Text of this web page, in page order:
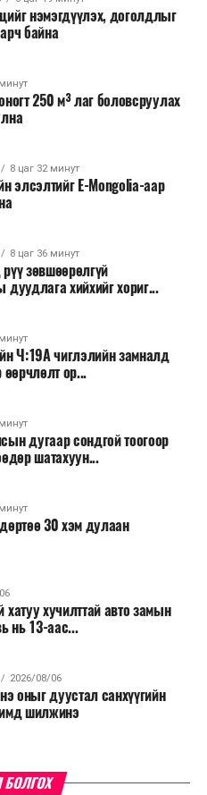
хамтран стратегийн
хадгалах, түгээх,
төлбөрийн баримт
юм.
оны хавар худалдаанд
онцгойлон анхаарч
болгожээ.
бүртгэснээр мах
ил тод болно. Мөн
бусаар ашиглах
нэмэгдүүлэх,
гэж үзжээ.
махаа шууд худалдан авах,
бүтээгдэхүүнээ
хүнсний ногооны нөөц
барих аж ахуйн нэгжүүдэд
нэмэгдүүлэх, доголдлыг
байна
250 м³ лаг боловсруулах
8 цаг 32 минут
элсэлтийг E-Mongolia-аар
8 цаг 36 минут
зөвшөөрөлгүй
дуудлага хийхийг хориг...
Ч:19А чиглэлийн замналд
өөрчлөлт ор...
дугаар сондгой тоогоор
шатахуун...
30 хэм дулаан
хучилттай авто замын
нь 13-аас...
2026/08/06
оныг дуустал санхүүгийн
шилжинэ
БОЛГОХ